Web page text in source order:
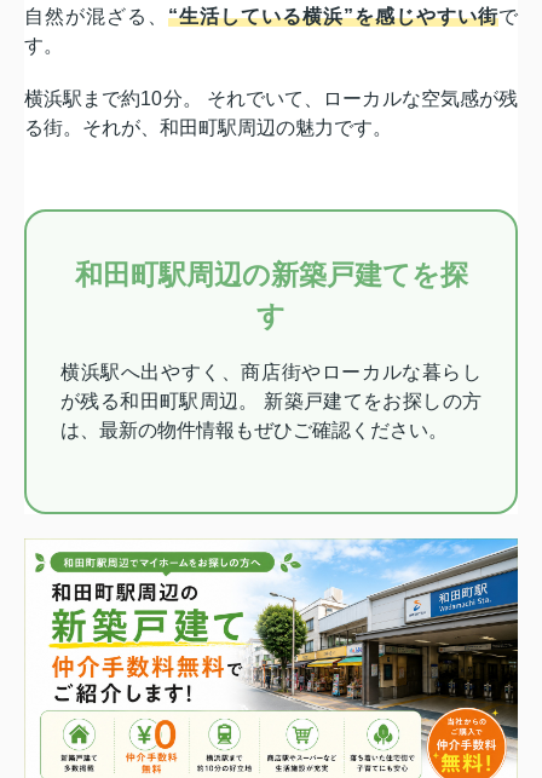
自然が混ざる、 “生活している横浜”を感じやすい街で
す。
横浜駅まで約10分。 それでいて、ローカルな空気感が残
る街。それが、和田町駅周辺の魅力です。
和田町駅周辺の新築戸建てを探
す
横浜駅へ出やすく、商店街やローカルな暮らし
が残る和田町駅周辺。 新築戸建てをお探しの方
は、最新の物件情報もぜひご確認ください。